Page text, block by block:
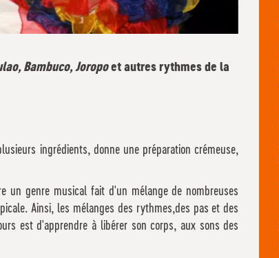
Bambuco, Joropoet autres rythmes de la
ingrédients, donne une préparation crémeuse,
genre musical fait d'un mélange de nombreuses
Ainsi, les mélanges des rythmes,des pas et des
est d'apprendre à libérer son corps, aux sons des